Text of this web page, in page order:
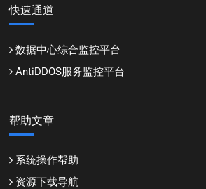
快速通道
数据中心综合监控平台
AntiDDOS服务监控平台
帮助文章
系统操作帮助
资源下载导航